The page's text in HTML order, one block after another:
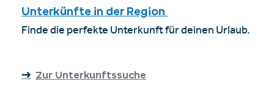
Unterkünfte in der Region
Finde die perfekte Unterkunft für deinen Urlaub.
Zur Unterkunftssuche